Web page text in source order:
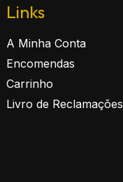
Links
A Minha Conta
Encomendas
Carrinho
Livro de Reclamações